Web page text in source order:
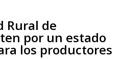
Rural de
por un estado
los productores